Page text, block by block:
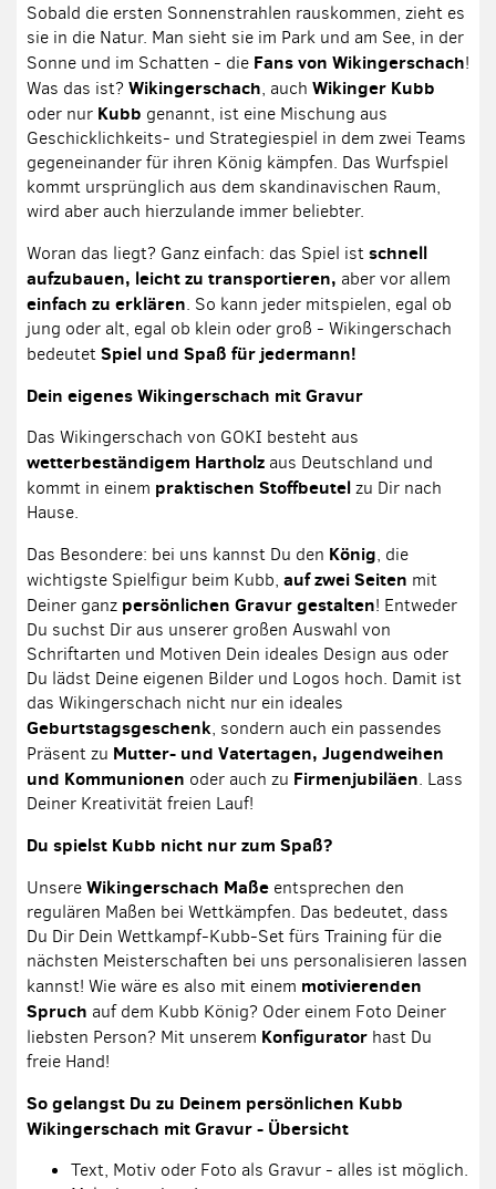
Sobald die ersten Sonnenstrahlen rauskommen, zieht es
sie in die Natur. Man sieht sie im Park und am See, in der
Sonne und im Schatten - die Fans von Wikingerschach!
Was das ist? Wikingerschach, auch Wikinger Kubb
oder nur Kubb genannt, ist eine Mischung aus
Geschicklichkeits- und Strategiespiel in dem zwei Teams
gegeneinander für ihren König kämpfen. Das Wurfspiel
kommt ursprünglich aus dem skandinavischen Raum,
wird aber auch hierzulande immer beliebter.
Woran das liegt? Ganz einfach: das Spiel istschnell
aufzubauen, leicht zu transportieren, aber vor allem
einfach zu erklären. So kann jeder mitspielen, egal ob
jung oder alt, egal ob klein oder groß - Wikingerschach
bedeutetSpiel und Spaß für jedermann!
Dein eigenes Wikingerschach mit Gravur
Das Wikingerschach von GOKI besteht aus
wetterbeständigem Hartholz aus Deutschland und
kommt in einem praktischen Stoffbeutelzu Dir nach
Hause.
Das Besondere: bei uns kannst Du den König, die
wichtigste Spielfigur beim Kubb, auf zwei Seiten mit
Deiner ganz persönlichen Gravur gestalten! Entweder
Du suchst Dir aus unserer großen Auswahl von
Schriftarten und Motiven Dein ideales Design aus oder
Du lädst Deine eigenen Bilder und Logos hoch. Damit ist
das Wikingerschach nicht nur ein ideales
Geburtstagsgeschenk, sondern auch ein passendes
Präsent zu Mutter- und Vatertagen, Jugendweihen
und Kommunionen oder auch zu Firmenjubiläen. Lass
Deiner Kreativität freien Lauf!
Du spielst Kubb nicht nur zum Spaß?
UnsereWikingerschach Maße entsprechen den
regulären Maßen bei Wettkämpfen. Das bedeutet, dass
Du Dir Dein Wettkampf-Kubb-Set fürs Training für die
nächsten Meisterschaften bei uns personalisieren lassen
kannst! Wie wäre es also mit einem motivierenden
Spruch auf dem Kubb König? Oder einem Foto Deiner
liebsten Person? Mit unserem Konfigurator hast Du
freie Hand!
So gelangst Du zu Deinem persönlichen Kubb
Wikingerschach mit Gravur - Übersicht
Text, Motiv oder Foto als Gravur - alles ist möglich.